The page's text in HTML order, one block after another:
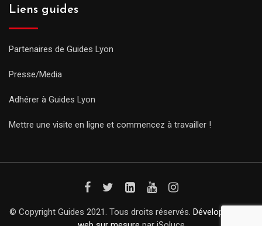
Liens guides
Partenaires de Guides Lyon
Presse/Media
Adhérer à Guides Lyon
Mettre une visite en ligne et commencez à travailler !
© Copyright Guides 2021. Tous droits réservés. Développement